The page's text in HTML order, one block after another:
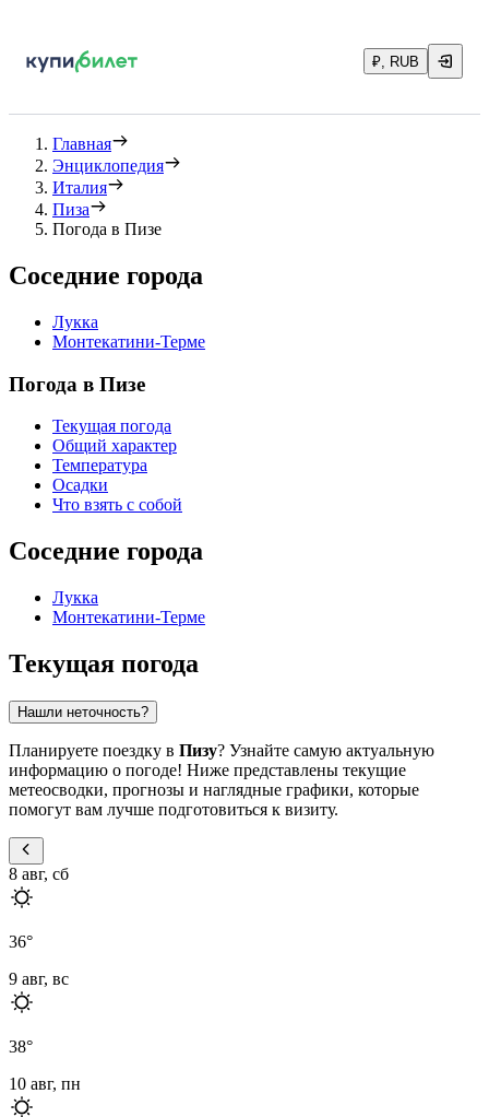
₽, RUB
Главная
Энциклопедия
Италия
Пиза
Погода в Пизе
Соседние города
Лукка
Монтекатини-Терме
Погода в Пизе
Текущая погода
Общий характер
Температура
Осадки
Что взять с собой
Соседние города
Лукка
Монтекатини-Терме
Текущая погода
Нашли неточность?
Планируете поездку в Пизу? Узнайте самую актуальную
информацию о погоде! Ниже представлены текущие
метеосводки, прогнозы и наглядные графики, которые
помогут вам лучше подготовиться к визиту.
8 авг, сб
36°
9 авг, вс
38°
10 авг, пн